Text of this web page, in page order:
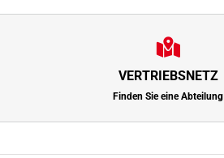
VERTRIEBSNETZ
Finden Sie eine Abteilung